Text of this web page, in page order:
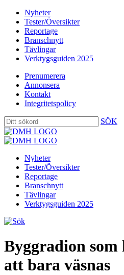
Nyheter
Tester/Översikter
Reportage
Branschnytt
Tävlingar
Verktygsguiden 2025
Prenumerera
Annonsera
Kontakt
Integritetspolicy
SÖK
Nyheter
Tester/Översikter
Reportage
Branschnytt
Tävlingar
Verktygsguiden 2025
Byggradion som
att bara väsnas